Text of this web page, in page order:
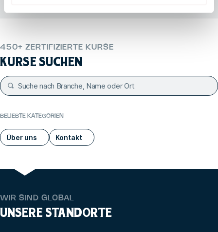
450+ ZERTIFIZIERTE KURSE
KURSE SUCHEN
BELIEBTE KATEGORIEN
Über uns Kontakt
WIR SIND GLOBAL
UNSERE STANDORTE